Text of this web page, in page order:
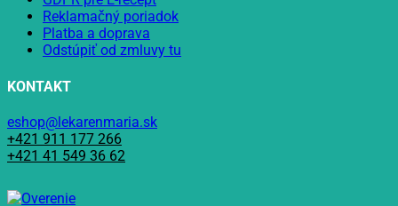
Reklamačný poriadok
Platba a doprava
Odstúpiť od zmluvy tu
KONTAKT
eshop@lekarenmaria.sk
+421 911 177 266
+421 41 549 36 62